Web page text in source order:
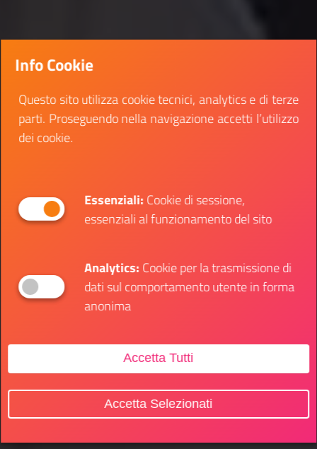
Info Cookie
Questo sito utilizza cookie tecnici, analytics e di terze
parti. Proseguendo nella navigazione accetti l’utilizzo
dei cookie.
Essenziali:Cookie di sessione,
essenziali al funzionamento del sito
Analytics:Cookie per la trasmissione di
dati sul comportamento utente in forma
anonima
Accetta Tutti
Accetta Selezionati